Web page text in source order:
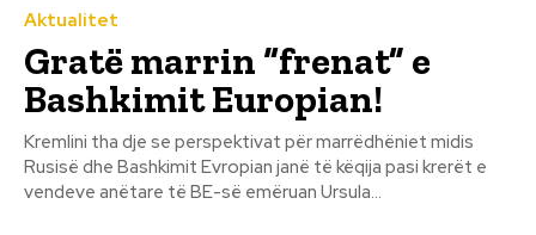
Aktualitet
Gratë marrin “frenat” e
Bashkimit Europian!
Kremlini tha dje se perspektivat për marrëdhëniet midis
Rusisë dhe Bashkimit Evropian janë të këqija pasi krerët e
vendeve anëtare të BE-së emëruan Ursula...